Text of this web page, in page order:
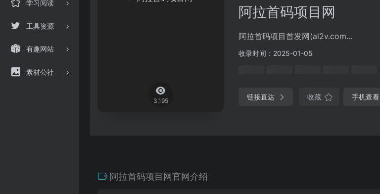
学习阅读
工具资源
有趣网站
素材公社
3,195
阿拉首码项目网
阿拉首码项目首发网(al2v.com...
收录时间：2025-01-05
链接直达 收藏 手机查看
阿拉首码项目网官网介绍